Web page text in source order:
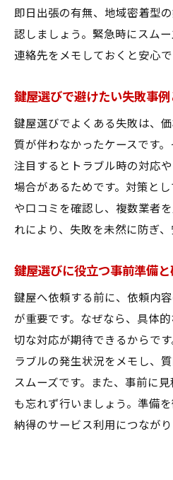
即日出張の有無、地域密着型
認しましょう。緊急時にスムー
連絡先をメモしておくと安心で
鍵屋選びで避けたい失敗事
鍵屋選びでよくある失敗は、
質が伴わなかったケースです
注目するとトラブル時の対応
場合があるためです。対策と
や口コミを確認し、複数業者
れにより、失敗を未然に防ぎ、
鍵屋選びに役立つ事前準備
鍵屋へ依頼する前に、依頼内
が重要です。なぜなら、具体
切な対応が期待できるからで
ラブルの発生状況をメモし、
スムーズです。また、事前に
も忘れず行いましょう。準備
納得のサービス利用につながり